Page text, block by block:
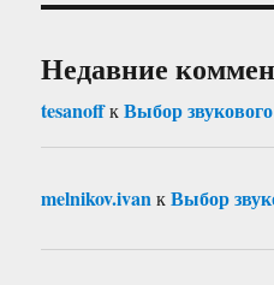
Недавние
tesanoffкВыбор
melnikov.ivanкВыбор